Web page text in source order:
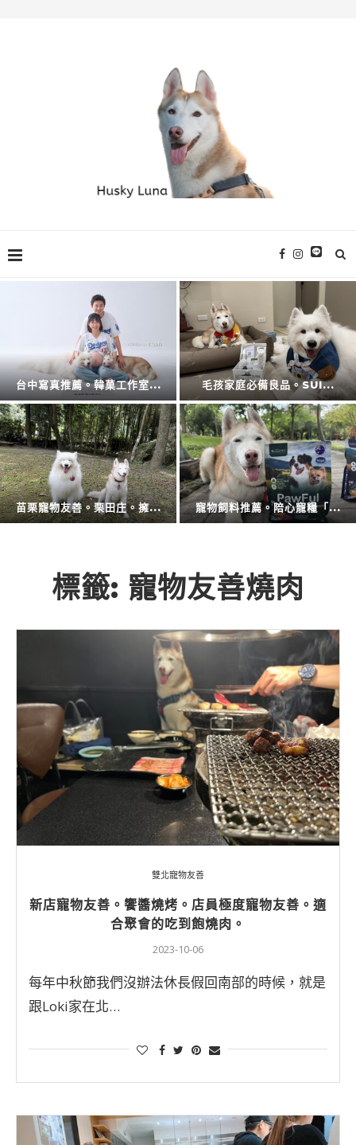
擴充大空間。CODE L... 防蚊液的第一品牌。叮寧也...
廚房神隊友登場。CAES... 衛浴還是讓專業的來。CA...
標籤: 寵物友善燒肉
雙北寵物友善
新店寵物友善。饗醬燒烤。店員極度寵物友善。適
合聚會的吃到飽燒肉。
2023-10-06
每年中秋節我們沒辦法休長假回南部的時候，就是
跟Loki家在北…